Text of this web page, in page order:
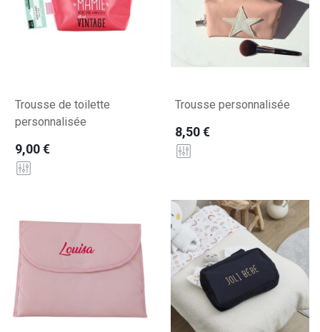
Trousse de toilette
personnalisée
9,00 €
Trousse personnalisée
8,50 €